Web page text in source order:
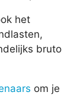
het
bruto
om je